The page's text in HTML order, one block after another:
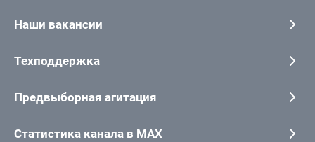
Наши вакансии
Техподдержка
Предвыборная агитация
Статистика канала в MAX